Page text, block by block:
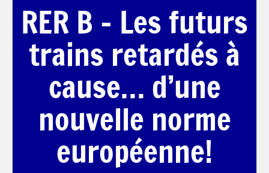
RER B – Les futurs
trains retardés à
cause… d’une
nouvelle norme
européenne!